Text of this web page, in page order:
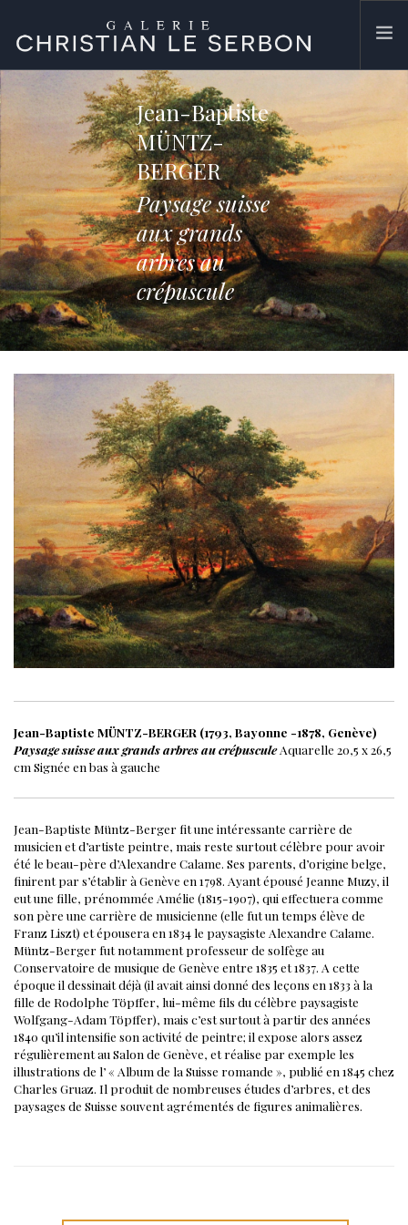
ACCUEIL
ŒUVRES
GALERIE
CONTACT
SEARCH SITE
Jean-Baptiste
MÜNTZ-
BERGER
Paysage suisse
aux grands
arbres au
crépuscule
Jean-Baptiste MÜNTZ-BERGER (1793, Bayonne -1878, Genève)
Paysage suisse aux grands arbres au crépusculeAquarelle 20,5 x 26,5
cm Signée en bas à gauche
Jean-Baptiste Müntz-Berger fit une intéressante carrière de
musicien et d’artiste peintre, mais reste surtout célèbre pour avoir
été le beau-père d’Alexandre Calame. Ses parents, d’origine belge,
finirent par s’établir à Genève en 1798. Ayant épousé Jeanne Muzy, il
eut une fille, prénommée Amélie (1815-1907), qui effectuera comme
son père une carrière de musicienne (elle fut un temps élève de
Franz Liszt) et épousera en 1834 le paysagiste Alexandre Calame.
Müntz-Berger fut notamment professeur de solfège au
Conservatoire de musique de Genève entre 1835 et 1837. A cette
époque il dessinait déjà (il avait ainsi donné des leçons en 1833 à la
fille de Rodolphe Töpffer, lui-même fils du célèbre paysagiste
Wolfgang-Adam Töpffer), mais c’est surtout à partir des années
1840 qu’il intensifie son activité de peintre; il expose alors assez
régulièrement au Salon de Genève, et réalise par exemple les
illustrations de l’ « Album de la Suisse romande », publié en 1845 chez
Charles Gruaz. Il produit de nombreuses études d’arbres, et des
paysages de Suisse souvent agrémentés de figures animalières.